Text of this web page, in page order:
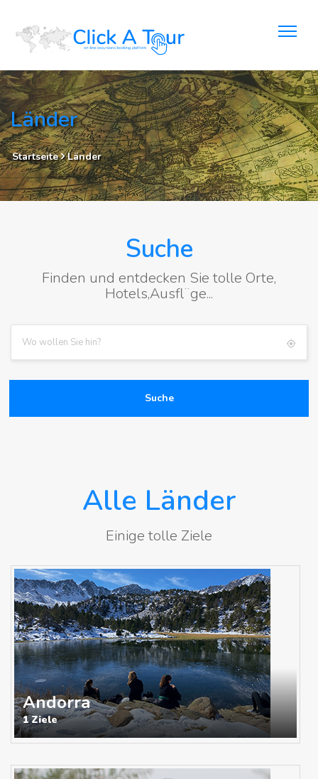
Länder
Startseite Länder
Suche
Finden und entdecken Sie tolle Orte,
Hotels,Ausfl¨ge...
Suche
Alle Länder
Einige tolle Ziele
Andorra
1 Ziele